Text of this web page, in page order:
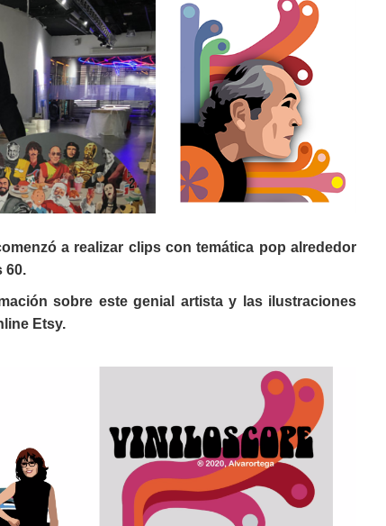
a realizar clips con temática pop alrededor
60.
sobre este genial artista y las ilustraciones
Etsy.